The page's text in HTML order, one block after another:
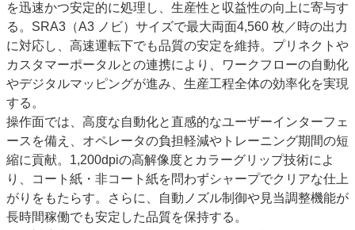
を迅速かつ安定的に処理し、生産性と収益性の向上に寄与す
る。SRA3（A3 ノビ）サイズで最大両面4,560 枚／時の出力
に対応し、高速運転下でも品質の安定を維持。プリネクトや
カスタマーポータルとの連携により、ワークフローの自動化
やデジタルマッピングが進み、生産工程全体の効率化を実現
する。
操作面では、高度な自動化と直感的なユーザーインターフェ
ースを備え、オペレータの負担軽減やトレーニング期間の短
縮に貢献。1,200dpiの高解像度とカラーグリップ技術によ
り、コート紙・非コート紙を問わずシャープでクリアな仕上
がりをもたらす。さらに、自動ノズル制御や見当調整機能が
長時間稼働でも安定した品質を保持する。